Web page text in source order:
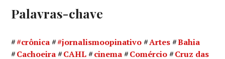
Palavras-chave
#crônica #jornalismoopinativo Artes
Bahia
Cachoeira
CAHL cinema Comércio
Cruz das